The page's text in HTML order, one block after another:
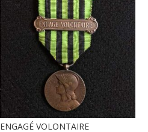
ENGAGÉ VOLONTAIRE